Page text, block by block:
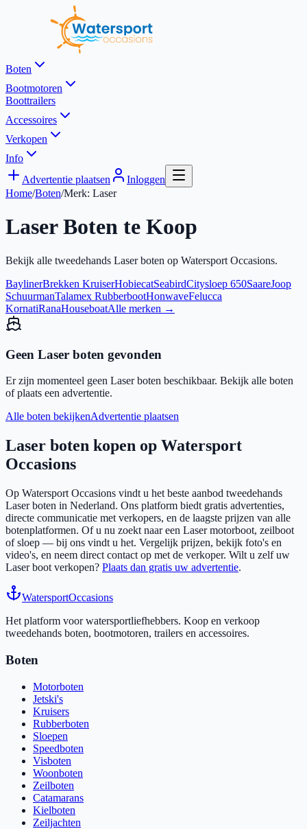
Boten
Bootmotoren
Boottrailers
Accessoires
Verkopen
Info
Advertentie plaatsen
Inloggen
Home/Boten/Merk: Laser
LaserBoten te Koop
Bekijk alle tweedehands Laserboten op Watersport Occasions.
BaylinerBrekken KruiserHobiecatSeabirdCitysloep 650SaareJoop
SchuurmanTalamex RubberbootHonwaveFelucca
KornatiRanaHouseboatAlle merken →
Geen Laser boten gevonden
Er zijn momenteel geen Laserboten beschikbaar. Bekijk alle boten
of plaats een advertentie.
Alle boten bekijkenAdvertentie plaatsen
Laser boten kopen op Watersport
Occasions
Op Watersport Occasions vindt u het beste aanbod tweedehands
Laserboten in Nederland. Ons platform biedt gratis advertenties,
directe communicatie met verkopers, en de laagste prijzen van alle
botenplatformen. Of u nu zoekt naar een Lasermotorboot, zeilboot
of sloep — bij ons vindt u het. Vergelijk prijzen, bekijk foto's en
video's, en neem direct contact op met de verkoper. Wilt u zelf uw
Laserboot verkopen? Plaats dan gratis uw advertentie.
WatersportOccasions
Het platform voor watersportliefhebbers. Koop en verkoop
tweedehands boten, bootmotoren, trailers en accessoires.
Boten
Motorboten
Jetski's
Kruisers
Rubberboten
Sloepen
Speedboten
Visboten
Woonboten
Zeilboten
Catamarans
Kielboten
Zeiljachten